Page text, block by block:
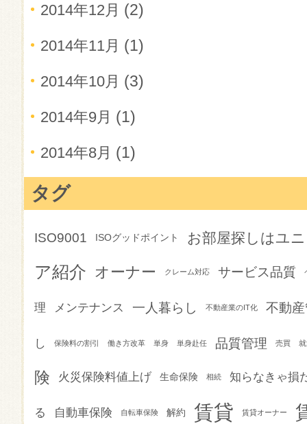
2014年12月 (2)
2014年11月 (1)
2014年10月 (3)
2014年9月 (1)
2014年8月 (1)
タグ
ISO9001 ISOグッドポイント お部屋探しはユ
ア紹介 オーナー クレーム対応 サービス品質
理 メンテナンス 一人暮らし 不動産業のIT化 不動
し 保険料の割引 働き方改革 単身 単身赴任 品質管理 売買
険 火災保険料値上げ 生命保険 相続 知らなきゃ損
る 自動車保険 自転車保険 解約 賃貸 賃貸オーナー